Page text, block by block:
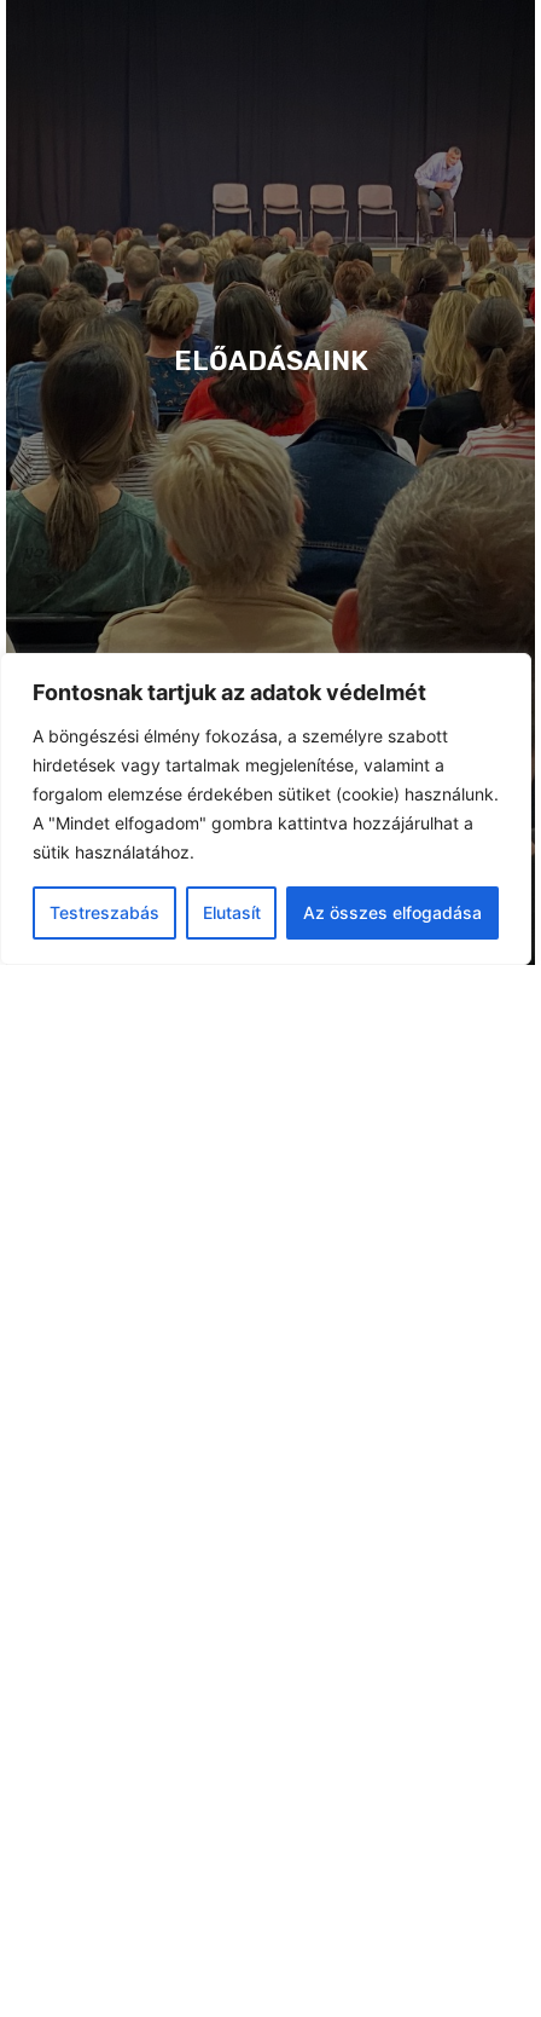
Fontosnak tartjuk az adatok védelmét
A böngészési élmény fokozása, a személyre szabott
hirdetések vagy tartalmak megjelenítése, valamint a
forgalom elemzése érdekében sütiket (cookie) használunk.
A "Mindet elfogadom" gombra kattintva hozzájárulhat a
sütik használatához.
Testreszabás Elutasít Az összes elfogadása
ELŐADÁSAINK